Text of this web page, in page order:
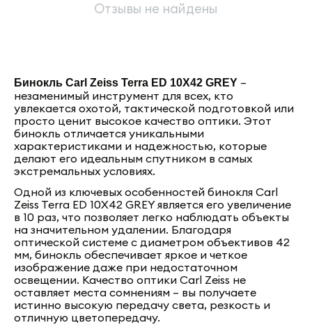
Отзывы не найдены
Бинокль Carl Zeiss Terra ED 10Х42 GREY –
незаменимый инструмент для всех, кто
увлекается охотой, тактической подготовкой или
просто ценит высокое качество оптики. Этот
бинокль отличается уникальными
характеристиками и надежностью, которые
делают его идеальным спутником в самых
экстремальных условиях.
Одной из ключевых особенностей бинокля Carl
Zeiss Terra ED 10Х42 GREY является его увеличение
в 10 раз, что позволяет легко наблюдать объекты
на значительном удалении. Благодаря
оптической системе с диаметром объективов 42
мм, бинокль обеспечивает яркое и четкое
изображение даже при недостаточном
освещении. Качество оптики Carl Zeiss не
оставляет места сомнениям – вы получаете
истинно высокую передачу света, резкость и
отличную цветопередачу.